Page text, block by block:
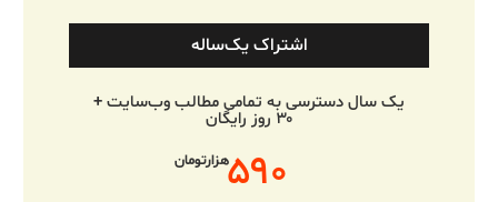
اشتراک یک‌ساله
یک سال دسترسی به تمامی مطالب وب‌سایت +
۳۰ روز رایگان
۵۹۰هزارتومان